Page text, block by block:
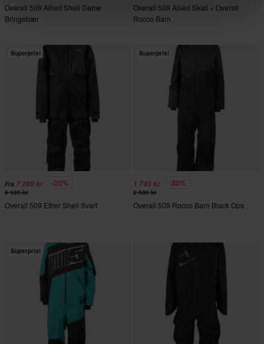
Overall 509 Allied Shell Dame
Bringebær
Overall 509 Allied Skall + Overall
Rocco Barn
Superpris!
Fra 7 289 kr -20%
9 100 kr
Overall 509 Ether Shell Svart
Superpris!
1 745 kr -30%
2 500 kr
Overall 509 Rocco Barn Black Ops
Superpris!